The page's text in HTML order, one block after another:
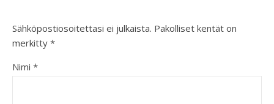
Sähköpostiosoitettasi ei julkaista. Pakolliset kentät on
merkitty *
Nimi *